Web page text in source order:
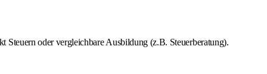
Steuern oder vergleichbare Ausbildung (z.B. Steuerberatung).